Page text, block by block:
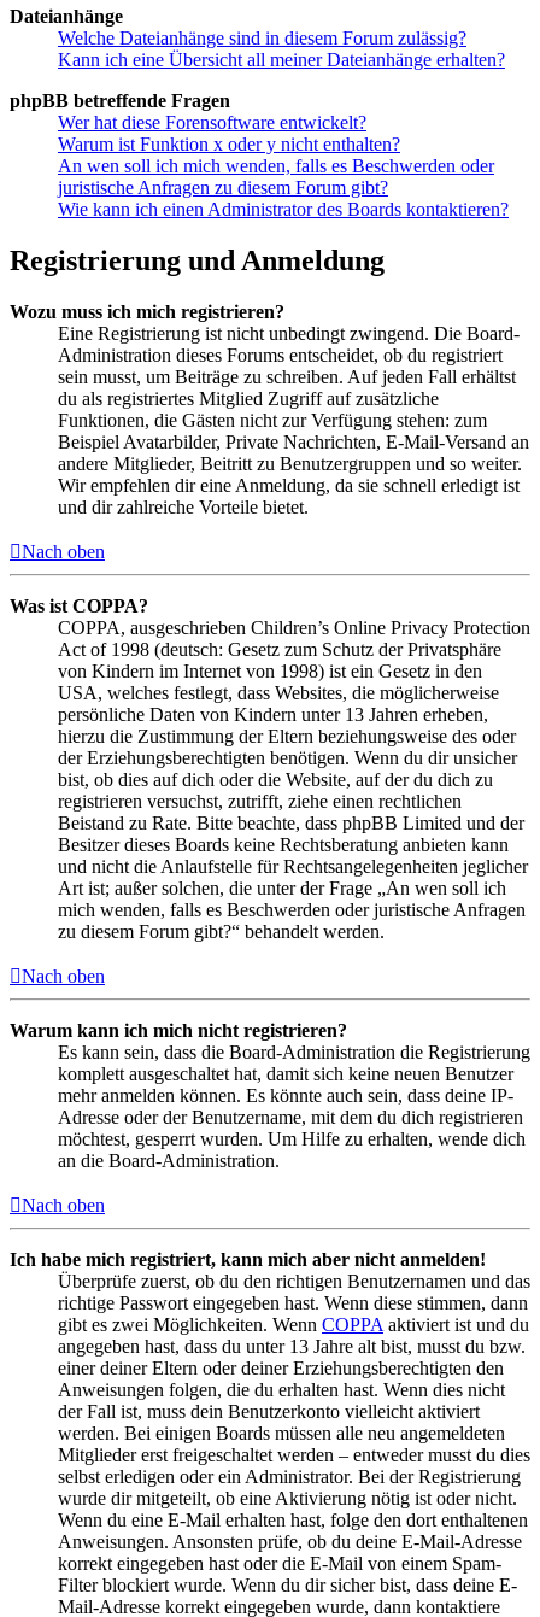
Dateianhänge
Welche Dateianhänge sind in diesem Forum zulässig?
Kann ich eine Übersicht all meiner Dateianhänge erhalten?
phpBB betreffende Fragen
Wer hat diese Forensoftware entwickelt?
Warum ist Funktion x oder y nicht enthalten?
An wen soll ich mich wenden, falls es Beschwerden oder
juristische Anfragen zu diesem Forum gibt?
Wie kann ich einen Administrator des Boards kontaktieren?
Registrierung und Anmeldung
Wozu muss ich mich registrieren?
Eine Registrierung ist nicht unbedingt zwingend. Die Board-
Administration dieses Forums entscheidet, ob du registriert
sein musst, um Beiträge zu schreiben. Auf jeden Fall erhältst
du als registriertes Mitglied Zugriff auf zusätzliche
Funktionen, die Gästen nicht zur Verfügung stehen: zum
Beispiel Avatarbilder, Private Nachrichten, E-Mail-Versand an
andere Mitglieder, Beitritt zu Benutzergruppen und so weiter.
Wir empfehlen dir eine Anmeldung, da sie schnell erledigt ist
und dir zahlreiche Vorteile bietet.
Nach oben
Was ist COPPA?
COPPA, ausgeschrieben Children’s Online Privacy Protection
Act of 1998 (deutsch: Gesetz zum Schutz der Privatsphäre
von Kindern im Internet von 1998) ist ein Gesetz in den
USA, welches festlegt, dass Websites, die möglicherweise
persönliche Daten von Kindern unter 13 Jahren erheben,
hierzu die Zustimmung der Eltern beziehungsweise des oder
der Erziehungsberechtigten benötigen. Wenn du dir unsicher
bist, ob dies auf dich oder die Website, auf der du dich zu
registrieren versuchst, zutrifft, ziehe einen rechtlichen
Beistand zu Rate. Bitte beachte, dass phpBB Limited und der
Besitzer dieses Boards keine Rechtsberatung anbieten kann
und nicht die Anlaufstelle für Rechtsangelegenheiten jeglicher
Art ist; außer solchen, die unter der Frage „An wen soll ich
mich wenden, falls es Beschwerden oder juristische Anfragen
zu diesem Forum gibt?“ behandelt werden.
Nach oben
Warum kann ich mich nicht registrieren?
Es kann sein, dass die Board-Administration die Registrierung
komplett ausgeschaltet hat, damit sich keine neuen Benutzer
mehr anmelden können. Es könnte auch sein, dass deine IP-
Adresse oder der Benutzername, mit dem du dich registrieren
möchtest, gesperrt wurden. Um Hilfe zu erhalten, wende dich
an die Board-Administration.
Nach oben
Ich habe mich registriert, kann mich aber nicht anmelden!
Überprüfe zuerst, ob du den richtigen Benutzernamen und das
richtige Passwort eingegeben hast. Wenn diese stimmen, dann
gibt es zwei Möglichkeiten. Wenn COPPA aktiviert ist und du
angegeben hast, dass du unter 13 Jahre alt bist, musst du bzw.
einer deiner Eltern oder deiner Erziehungsberechtigten den
Anweisungen folgen, die du erhalten hast. Wenn dies nicht
der Fall ist, muss dein Benutzerkonto vielleicht aktiviert
werden. Bei einigen Boards müssen alle neu angemeldeten
Mitglieder erst freigeschaltet werden – entweder musst du dies
selbst erledigen oder ein Administrator. Bei der Registrierung
wurde dir mitgeteilt, ob eine Aktivierung nötig ist oder nicht.
Wenn du eine E-Mail erhalten hast, folge den dort enthaltenen
Anweisungen. Ansonsten prüfe, ob du deine E-Mail-Adresse
korrekt eingegeben hast oder die E-Mail von einem Spam-
Filter blockiert wurde. Wenn du dir sicher bist, dass deine E-
Mail-Adresse korrekt eingegeben wurde, dann kontaktiere